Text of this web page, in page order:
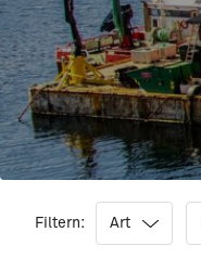
Filtern: Art